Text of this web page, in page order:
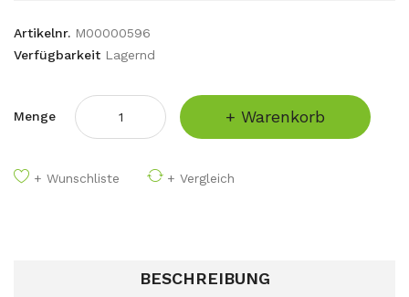
Artikelnr. M00000596
Verfügbarkeit Lagernd
Menge + Warenkorb
+ Wunschliste + Vergleich
BESCHREIBUNG